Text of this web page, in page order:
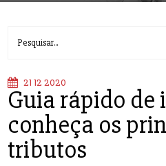
21 12 2020
Guia rápido de
conheça os
tributos